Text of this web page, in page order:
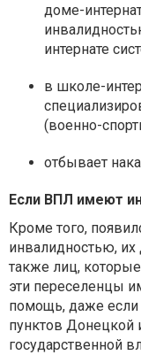
доме-
интернате
в школе-
(военно-
отбывает
Если ВПЛ имеют
Кроме того,
инвалидностью, их
также лиц,
эти переселенцы
помощь, даже если
пунктов Донецкой
государственной